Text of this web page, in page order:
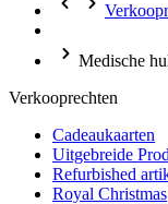
Medische
Verkooprechten
Cadeaukaarten
Uitgebreide
Refurbished
Royal Christmas